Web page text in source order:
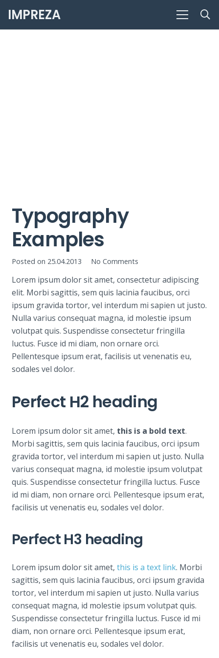
IMPREZA
Typography
Examples
Posted on 25.04.2013 No Comments
Lorem ipsum dolor sit amet, consectetur adipiscing
elit. Morbi sagittis, sem quis lacinia faucibus, orci
ipsum gravida tortor, vel interdum mi sapien ut justo.
Nulla varius consequat magna, id molestie ipsum
volutpat quis. Suspendisse consectetur fringilla
luctus. Fusce id mi diam, non ornare orci.
Pellentesque ipsum erat, facilisis ut venenatis eu,
sodales vel dolor.
Perfect H2 heading
Lorem ipsum dolor sit amet, this is a bold text.
Morbi sagittis, sem quis lacinia faucibus, orci ipsum
gravida tortor, vel interdum mi sapien ut justo. Nulla
varius consequat magna, id molestie ipsum volutpat
quis. Suspendisse consectetur fringilla luctus. Fusce
id mi diam, non ornare orci. Pellentesque ipsum erat,
facilisis ut venenatis eu, sodales vel dolor.
Perfect H3 heading
Lorem ipsum dolor sit amet, this is a text link. Morbi
sagittis, sem quis lacinia faucibus, orci ipsum gravida
tortor, vel interdum mi sapien ut justo. Nulla varius
consequat magna, id molestie ipsum volutpat quis.
Suspendisse consectetur fringilla luctus. Fusce id mi
diam, non ornare orci. Pellentesque ipsum erat,
facilisis ut venenatis eu, sodales vel dolor.